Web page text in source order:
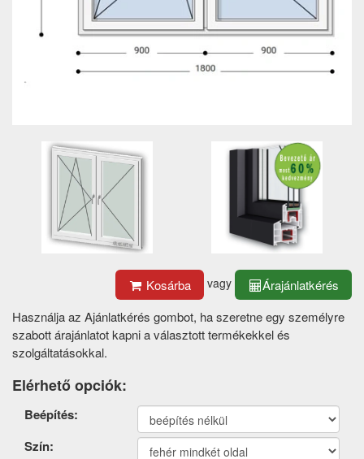
Kosárba vagy
Árajánlatkérés
Használja az Ajánlatkérés gombot, ha szeretne egy személyre
szabott árajánlatot kapni a választott termékekkel és
szolgáltatásokkal.
Elérhető opciók:
Termék
opciók
Beépítés:
Szín: